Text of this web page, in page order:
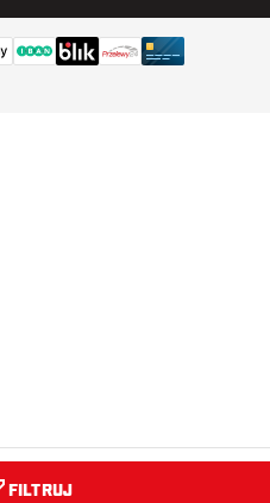
FILTRUJ